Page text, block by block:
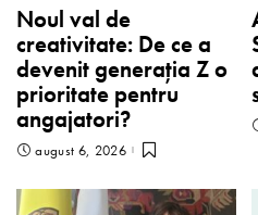
Noul val de
creativitate: De ce a
devenit generația Z o
prioritate pentru
angajatori?
august 6, 2026